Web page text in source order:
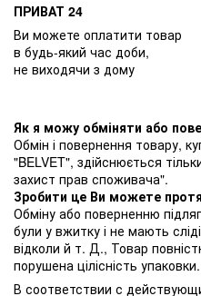
ПРИВАТ 24
Ви можете оплатити товар
в будь-який час доби,
не виходячи з дому
Як я можу обміняти або
Обмін і повернення товару,
"BELVET", здійснюється
захист прав споживача".
Зробити це Ви можете
Обміну або поверненню
були у вжитку і не мають
відколи й т. Д., Товар
порушена цілісність упаковки.
В соответствии с